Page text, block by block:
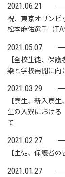
2021.06.21
祝、東京オリンピ
松本麻佑選手（TA
2021.05.07
【全校生徒、保
染と学校再開に向
2021.03.29
【寮生、新入寮
生の入寮における
て
2021.02.27
【生徒、保護者
2021.01.27